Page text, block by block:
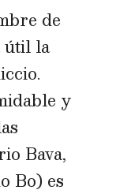
de
útil la
y
Bava,
Bo) es